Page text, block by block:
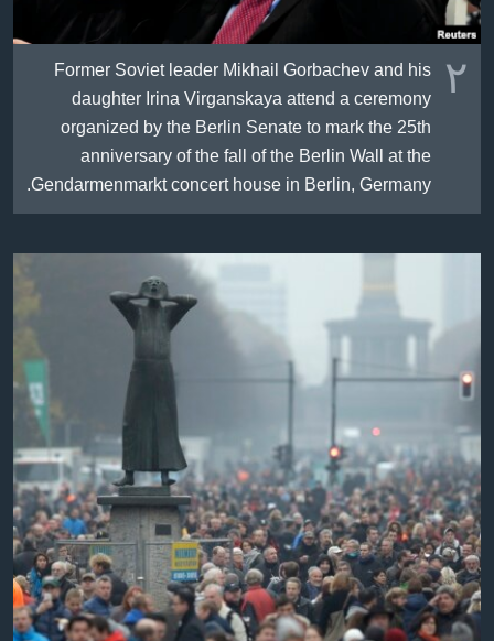
٢ Former Soviet leader Mikhail Gorbachev and his
daughter Irina Virganskaya attend a ceremony
organized by the Berlin Senate to mark the 25th
anniversary of the fall of the Berlin Wall at the
Gendarmenmarkt concert house in Berlin, Germany.